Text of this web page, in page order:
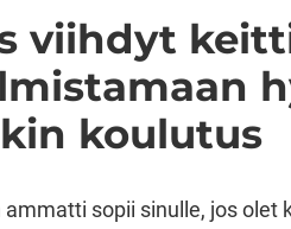
viihdyt
koulutus
ammatti sopii sinulle, jos olet